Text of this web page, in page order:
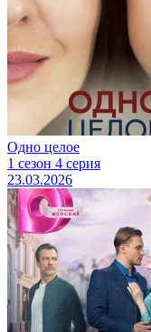
Одно целое
1 сезон 4 серия
23.03.2026